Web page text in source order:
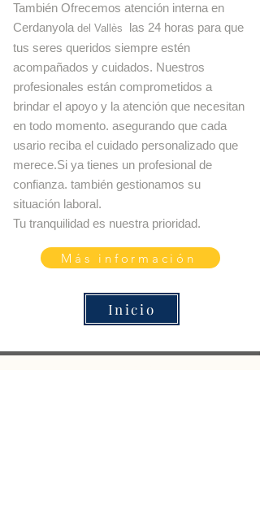
También Ofrecemos atención interna en
Cerdanyola del Vallès
las 24 horas para que
tus seres queridos siempre estén
acompañados y cuidados. Nuestros
profesionales están comprometidos a
brindar el apoyo y la atención que necesitan
en todo momento. asegurando que cada
usario reciba el cuidado personalizado que
merece.Si ya tienes un profesional de
confianza. también gestionamos su
situación laboral.
Tu tranquilidad es nuestra prioridad.
Más información
Inicio